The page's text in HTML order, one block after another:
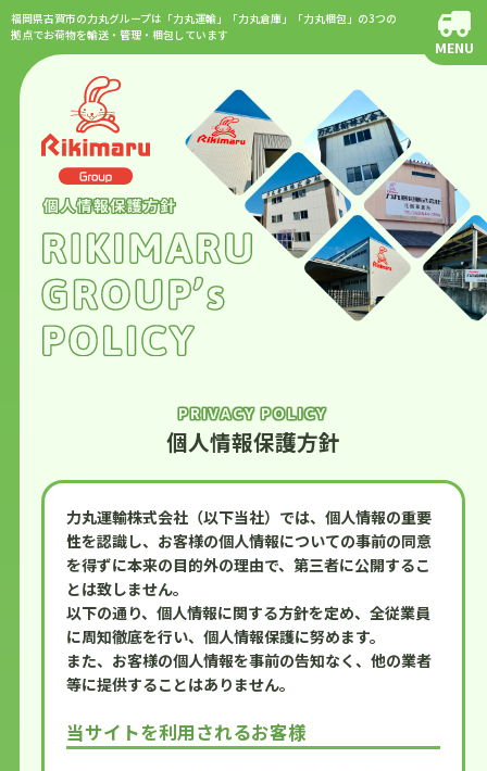
MENU
福岡県古賀市の力丸グループは「力丸運輸」「力丸倉庫」「力丸梱包」の3つの
拠点でお荷物を輸送・管理・梱包しています
PRIVACY POLICY
個人情報保護方針
力丸運輸株式会社（以下当社）では、個人情報の重要
性を認識し、お客様の個人情報についての事前の同意
を得ずに本来の目的外の理由で、第三者に公開するこ
とは致しません。
以下の通り、個人情報に関する方針を定め、全従業員
に周知徹底を行い、個人情報保護に努めます。
また、お客様の個人情報を事前の告知なく、他の業者
等に提供することはありません。
当サイトを利用されるお客様